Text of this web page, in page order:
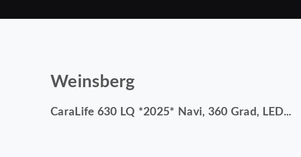
Weinsberg
CaraLife 630 LQ *2025* Navi, 360 Grad, LED...